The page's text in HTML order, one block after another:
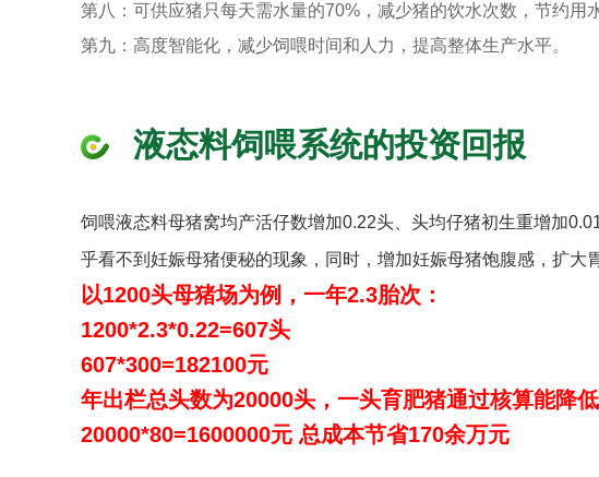
第八：可供应猪只每天需水量的70%，减少猪的饮水次数，节约用
第九：高度智能化，减少饲喂时间和人力，提高整体生产水平。
液态料饲喂系统的投资回报
饲喂液态料母猪窝均产活仔数增加0.22头、头均仔猪初生重增加
乎看不到妊娠母猪便秘的现象，同时，增加妊娠母猪饱腹感，扩大
以1200头母猪场为例，一年2.3胎次：
1200*2.3*0.22=607头
607*300=182100元
年出栏总头数为20000头，一头育肥猪通过核算能降低
20000*80=1600000元 总成本节省170余万元